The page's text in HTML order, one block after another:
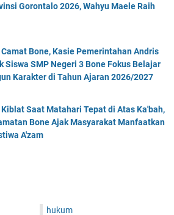
Gorontalo 2026, Wahyu Maele Raih
Bone, Kasie Pemerintahan Andris
Siswa SMP Negeri 3 Bone Fokus Belajar
Karakter di Tahun Ajaran 2026/2027
Kiblat Saat Matahari Tepat di Atas Ka'bah,
Bone Ajak Masyarakat Manfaatkan
A'zam
hukum